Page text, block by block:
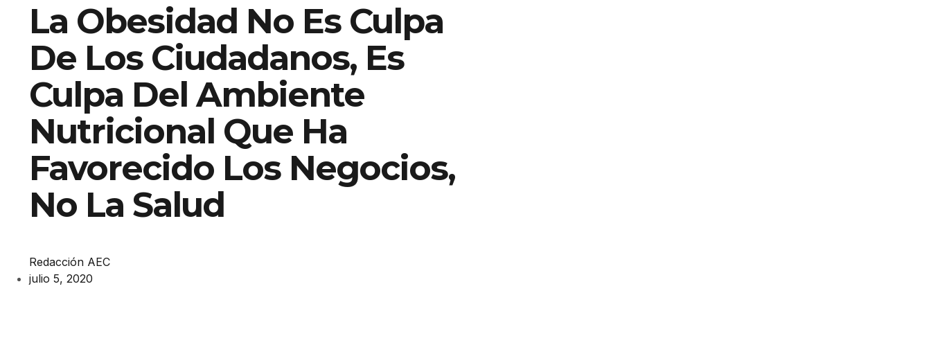
La Obesidad No Es Culpa
De Los Ciudadanos, Es
Culpa Del Ambiente
Nutricional Que Ha
Favorecido Los Negocios,
No La Salud
Redacción AEC
julio 5, 2020